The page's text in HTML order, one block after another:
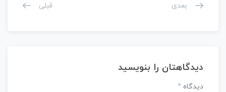
بعدی قبلی
دیدگاهتان را بنویسید
دیدگاه *